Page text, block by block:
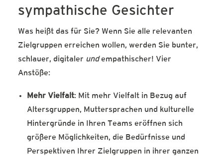
sympathische Gesichter
Was heißt das für Sie? Wenn Sie alle relevanten
Zielgruppen erreichen wollen, werden Sie bunter,
schlauer, digitaler undempathischer! Vier
Anstöße:
Mehr Vielfalt: Mit mehr Vielfalt in Bezug auf
Altersgruppen, Muttersprachen und kulturelle
Hintergründe in Ihren Teams eröffnen sich
größere Möglichkeiten, die Bedürfnisse und
Perspektiven Ihrer Zielgruppen in ihrer ganzen